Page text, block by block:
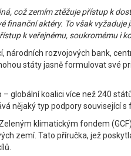
což zemím ztěžuje přístup k
aktéry. To však
k veřejnému, soukromému i
rozvojových bank,
státy jasně formulovat své
globální koalici více než 240
nějaký typ podpory související s
klimatickým fondem
zemí. Tato příručka, jež